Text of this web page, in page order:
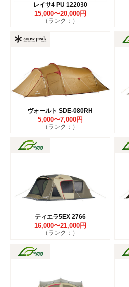
レイサ4 PU 122030
15,000〜20,000円
（ランク：）
ヴォールト SDE-080RH
5,000〜7,000円
（ランク：）
ティエラ5EX 2766
16,000〜21,000円
（ランク：）